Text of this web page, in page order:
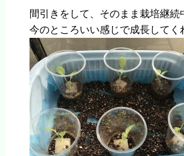
間引きをして、そのまま栽培継続
今のところいい感じで成長してく